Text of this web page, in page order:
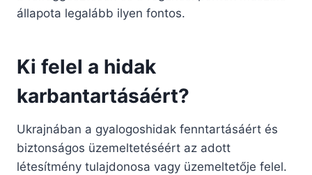
állapota legalább ilyen fontos.
Ki felel a hidak
karbantartásáért?
Ukrajnában a gyalogoshidak fenntartásáért és
biztonságos üzemeltetéséért az adott
létesítmény tulajdonosa vagy üzemeltetője felel.